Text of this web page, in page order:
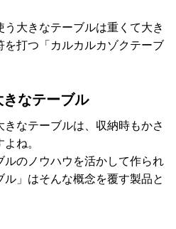
う大きなテーブルは重くて大き
打つ「カルカルカゾクテーブ
なテーブル
なテーブルは、収納時もかさ
ね。
ルのノウハウを活かして作られ
」はそんな概念を覆す製品と